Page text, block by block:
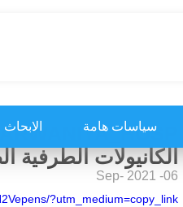
سياسات هامة
الكانيولات الطرفية
06- Sep- 2021
?utm_medium=copy_link